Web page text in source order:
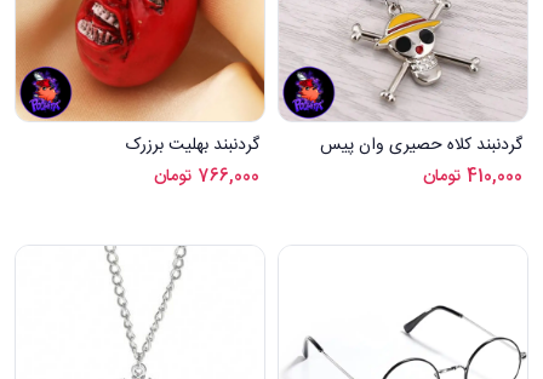
گردنبند کلاه حصیری وان پیس
410,000 تومان
گردنبند بهلیت برزرک
766,000 تومان